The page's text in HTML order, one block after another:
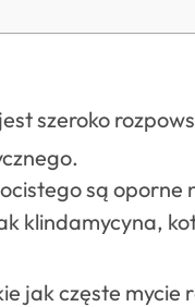
jest szeroko
.
są
klindamycyna,
jak częste